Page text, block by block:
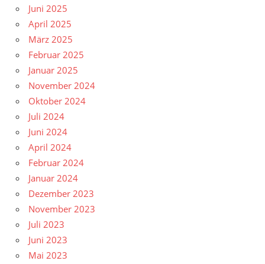
Juni 2025
April 2025
März 2025
Februar 2025
Januar 2025
November 2024
Oktober 2024
Juli 2024
Juni 2024
April 2024
Februar 2024
Januar 2024
Dezember 2023
November 2023
Juli 2023
Juni 2023
Mai 2023